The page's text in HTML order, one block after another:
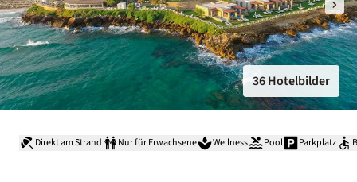
36 Hotelbilder
Direkt am Strand Nur für Erwachsene Wellness Pool Parkplatz